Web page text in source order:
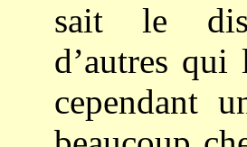
sait le
d’autres
cependant